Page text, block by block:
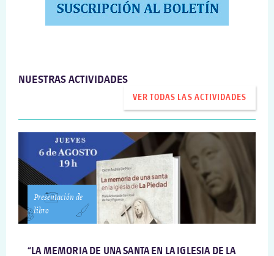
NUESTRAS ACTIVIDADES
VER TODAS LAS ACTIVIDADES
Presentación de
libro
“LA MEMORIA DE UNA SANTA EN LA IGLESIA DE LA